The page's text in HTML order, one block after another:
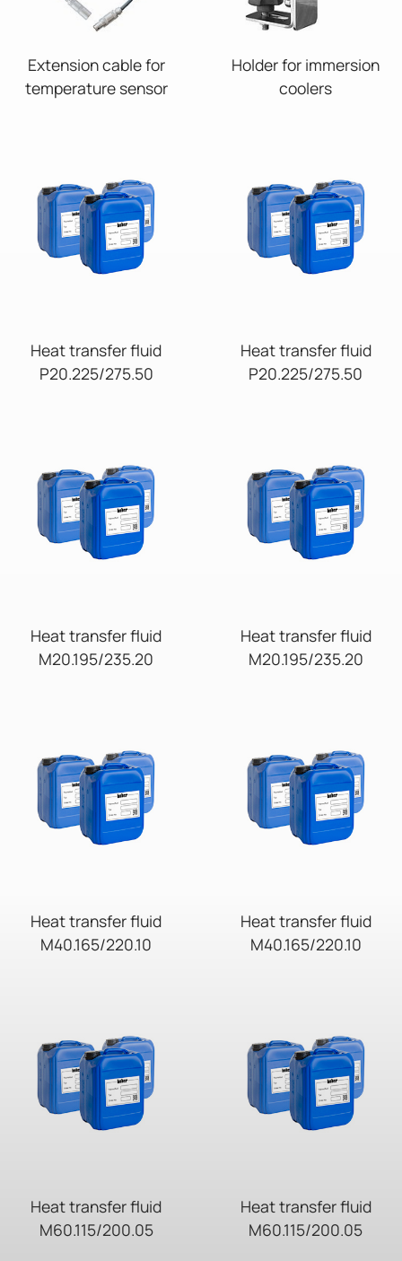
Extension cable for
temperature sensor
Holder for immersion
coolers
Heat transfer fluid
P20.225/275.50
Heat transfer fluid
P20.225/275.50
Heat transfer fluid
M20.195/235.20
Heat transfer fluid
M20.195/235.20
Heat transfer fluid
M40.165/220.10
Heat transfer fluid
M40.165/220.10
Heat transfer fluid
M60.115/200.05
Heat transfer fluid
M60.115/200.05